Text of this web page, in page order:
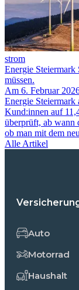
strom
Energie Steiermark
müssen.
Am 6. Februar
Energie Steiermark
Kund:innen auf
überprüft, ab wann
ob man mit dem
Alle Artikel
Auto
Motorrad
Haushalt